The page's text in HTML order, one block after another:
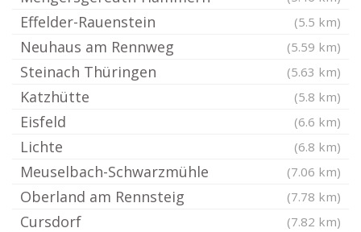
Effelder-Rauenstein (5.5 km)
Neuhaus am Rennweg (5.59 km)
Steinach Thüringen (5.63 km)
Katzhütte (5.8 km)
Eisfeld (6.6 km)
Lichte (6.8 km)
Meuselbach-Schwarzmühle (7.06 km)
Oberland am Rennsteig (7.78 km)
Cursdorf (7.82 km)